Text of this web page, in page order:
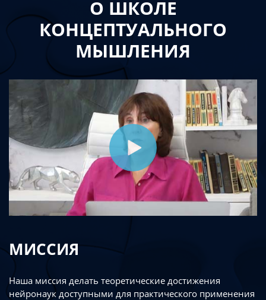
О ШКОЛЕ
КОНЦЕПТУАЛЬНОГО
МЫШЛЕНИЯ
МИССИЯ
Наша миссия делать теоретические достижения
нейронаук доступными для практического применения